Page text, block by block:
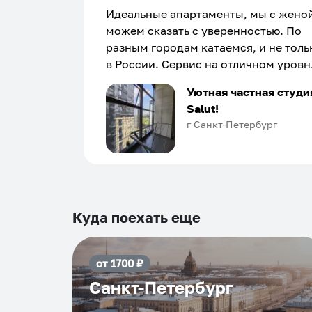
Идеальные апартаменты, мы с
можем сказать с уверенностью. По
разным городам катаемся, и не
в России. Сервис на отличном
Хозяин апартаментов доброй души
человек, всегда можно
подскажет что как и почему.
Рекомендуем на 100% и вам, и
и сами будем приезжать еще...
Уютная частная
Salut!
г Санкт-Петербург
Куда поехать еще
от 1700₽
Санкт-Петербург